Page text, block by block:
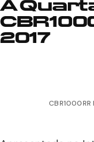
A
2017